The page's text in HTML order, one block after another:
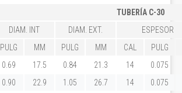
TUBERÍA C-30
DIAM. INT DIAM. EXT.
ESPESOR
PULG MM PULG MM CAL PULG
0.69 17.5 0.84 21.3 14
0.075
0.90 22.9 1.05 26.7 14
0.075